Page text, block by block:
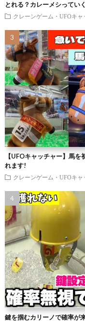
とれる？カレーメシってい
クレーンゲーム・UFOキ
【UFOキャッチャー】馬
れます!
クレーンゲーム・UFOキ
鍵を掴むカリーノで確率が